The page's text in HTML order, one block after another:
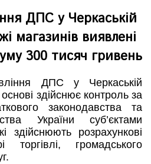
ДПС у Черкаській
магазинів виявлені
300 тисяч гривень
ДПС у Черкаській
основі здійснює контроль за
законодавства та
України суб’єктами
здійснюють розрахункові
громадського